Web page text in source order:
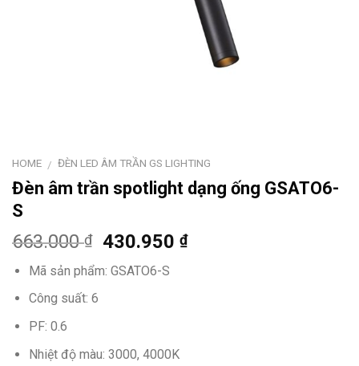
HOME / ĐÈN LED ÂM TRẦN GS LIGHTING
Đèn âm trần spotlight dạng ống GSATO6-
S
663.000₫ 430.950₫
Mã sản phẩm: GSATO6-S
Công suất: 6
PF: 0.6
Nhiệt độ màu: 3000, 4000K